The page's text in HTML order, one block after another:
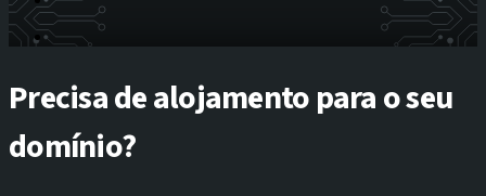
Precisa de alojamento para o seu
domínio?